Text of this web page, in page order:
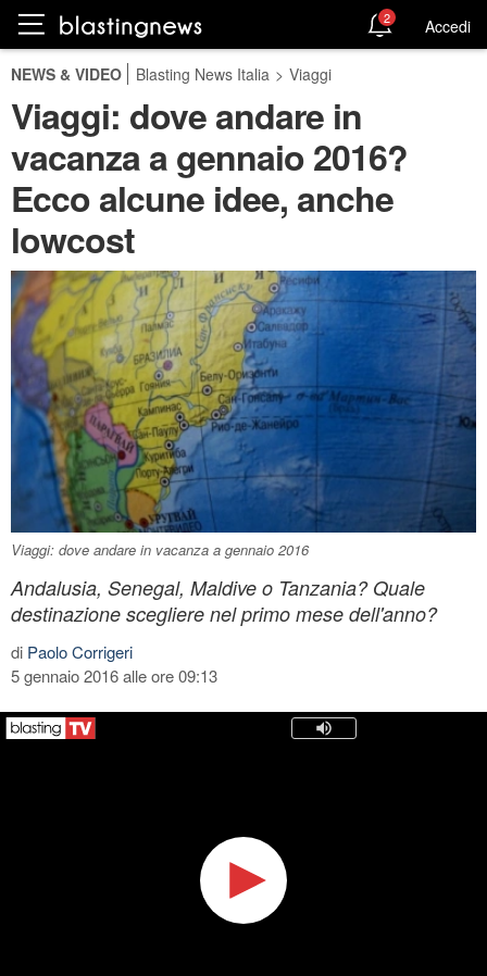
2 Accedi
NEWS & VIDEO Blasting News Italia > Viaggi
Viaggi: dove andare in
vacanza a gennaio 2016?
Ecco alcune idee, anche
lowcost
Viaggi: dove andare in vacanza a gennaio 2016
Andalusia, Senegal, Maldive o Tanzania? Quale
destinazione scegliere nel primo mese dell'anno?
di Paolo Corrigeri
5 gennaio 2016 alle ore 09:13